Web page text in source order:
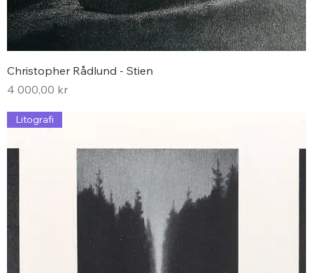
Christopher Rådlund - Stien
Pris
4 000,00 kr
Litografi